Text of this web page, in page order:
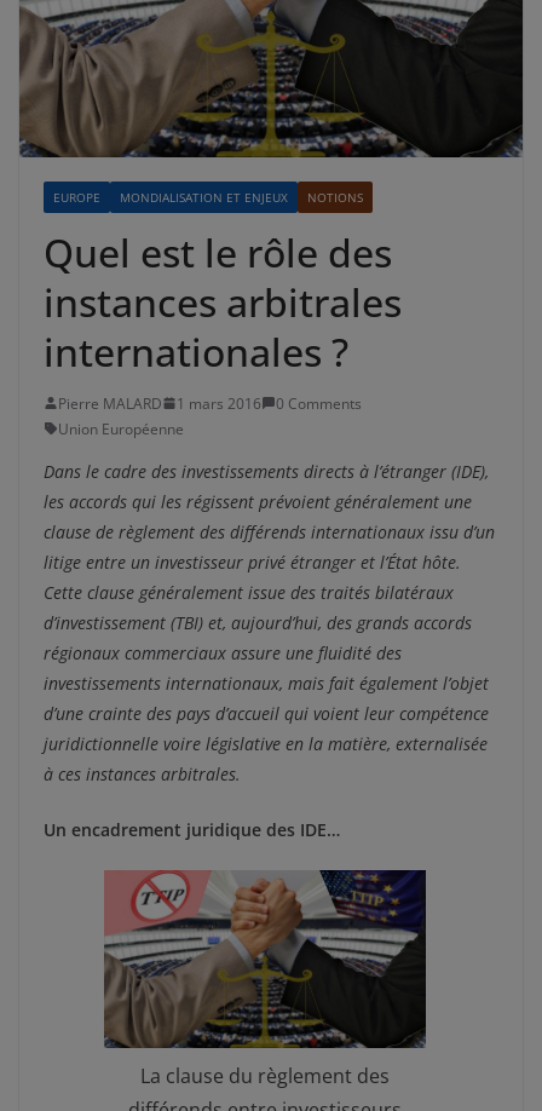
EUROPE MONDIALISATION ET ENJEUX NOTIONS
Quel est le rôle des
instances arbitrales
internationales ?
Pierre MALARD 1 mars 2016
0 Comments
Union Européenne
Dans le cadre des investissements directs à l’étranger (IDE),
les accords qui les régissent prévoient généralement une
clause de règlement des différends internationaux issu d’un
litige entre un investisseur privé étranger et l’État hôte.
Cette clause généralement issue des traités bilatéraux
d’investissement (TBI) et, aujourd’hui, des grands accords
régionaux commerciaux assure une fluidité des
investissements internationaux, mais fait également l’objet
d’une crainte des pays d’accueil qui voient leur compétence
juridictionnelle voire législative en la matière, externalisée
à ces instances arbitrales.
Un encadrement juridique des IDE…
La clause du règlement des